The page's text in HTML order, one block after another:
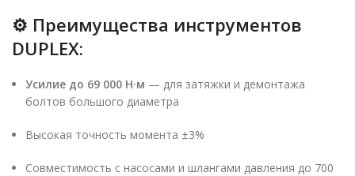
⚙ Преимущества инструментов
DUPLEX:
Усилие до 69 000 Н·м — для затяжки и демонтажа
болтов большого диаметра
Высокая точность момента ±3%
Совместимость с насосами и шлангами давления до 700